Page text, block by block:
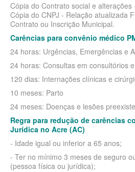
UNIMED GUARULHOS PLANO DE
ÚNICA PLANO DE SAÚDE EMPRESARIAL
MEDICAL HEALTH PLANO DE SAÚDE
MED TOUR PLANO DE SAÚDE
QSAUDE PLANO DE SAÚDE INDIVIDUAL
SANTA HELENA PLANO DE SAÚDE
SANTARIS PLANO DE SAÚDE INDIVIDUAL
SÃO CRISTOVÃO PLANO DE SAÚDE
SÃO MIGUEL PLANO DE SAÚDE
STA CASA MAUÁ PLANO DE SAÚDE
Cópia do Contrato social e alterações
Cópia do CNPJ - Relação atualizada
Contrato ou Inscrição Municipal.
Carências para convênio médico
24 horas: Urgências, Emergências e
24 horas: Consultas em consultórios
120 dias: Internações clínicas e
10 meses: Parto
24 meses: Doenças e lesões
Regra para redução de carências
Jurídica no Acre (AC)
- Idade igual ou inferior a 65 anos;
- Ter no mínimo 3 meses de seguro
(pessoa física ou jurídica);